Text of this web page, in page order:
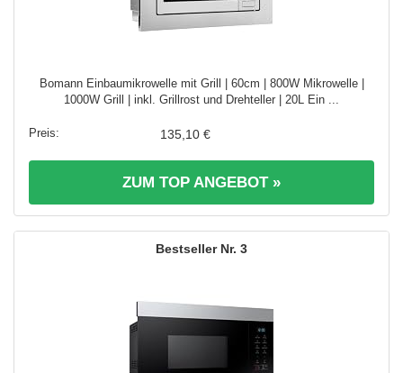
Bomann Einbaumikrowelle mit Grill | 60cm | 800W Mikrowelle |
1000W Grill | inkl. Grillrost und Drehteller | 20L Ein ...
135,10 €
ZUM TOP ANGEBOT »
3